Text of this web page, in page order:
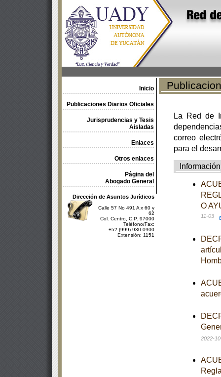
Inicio
Publicaciones Diarios Oficiales
Jurisprudencias y Tesis
Aisladas
Enlaces
Otros enlaces
Página del
Abogado General
Dirección de Asuntos Jurídicos
Calle 57 No 491 A x 60 y
62
Col. Centro, C.P. 97000
Teléfono/Fax:
+52 (999) 930-0900
Extensión: 1151
La Red de
correo
para el
Información
O
11-03
2022-